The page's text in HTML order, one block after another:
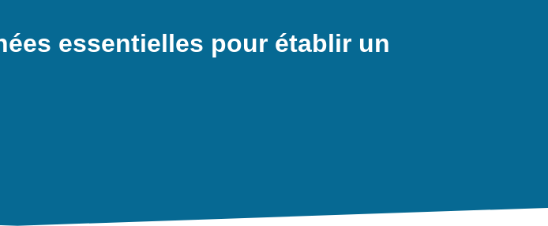
essentielles pour établir un